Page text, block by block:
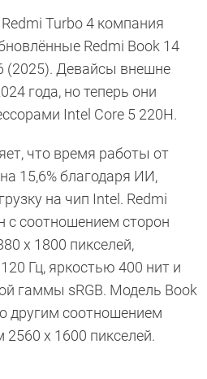
Turbo 4 компания
Redmi Book 14
(2025). Девайсы внешне
года, но теперь они
Intel Core 5 220H.
что время работы от
15,6% благодаря ИИ,
на чип Intel. Redmi
с соотношением сторон
x 1800 пикселей,
Гц, яркостью 400 нит и
гаммы sRGB. Модель Book
другим соотношением
x 1600 пикселей.